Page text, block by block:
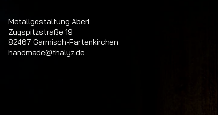
Metallgestaltung Aberl
Zugspitzstraße 19
82467 Garmisch-Partenkirchen
handmade@thalyz.de